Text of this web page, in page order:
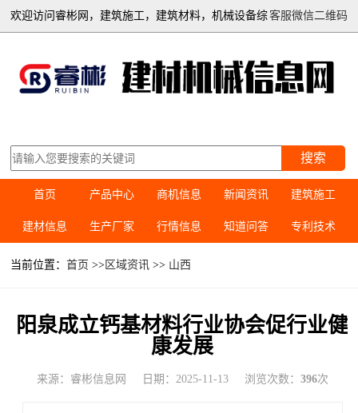
客服微信二维码
欢迎访问睿彬网，建筑施工，建筑材料，机械设备综
搜索
首页 产品中心 商机信息 新闻资讯 建筑施工
建材信息 生产厂家 行情信息 知道问答 专利技术
当前位置：首页 >>区域资讯 >> 山西
阳泉成立钙基材料行业协会促行业健
康发展
来源：睿彬信息网 日期：2025-11-13 浏览次数： 396次